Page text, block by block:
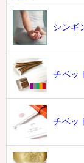
シンギ
チベッ
チベッ